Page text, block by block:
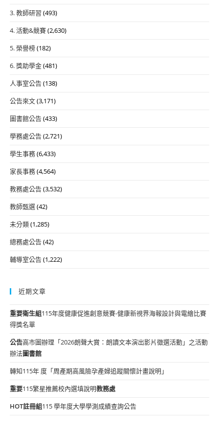
3. 教師研習 (493)
4. 活動&競賽(2,630)
5. 榮譽榜(182)
6. 獎助學金(481)
人事室公告(138)
公告來文(3,171)
圖書館公告(433)
學務處公告(2,721)
學生事務(6,433)
家長事務(4,564)
教務處公告(3,532)
教師甄選(42)
未分類(1,285)
總務處公告(42)
輔導室公告(1,222)
近期文章
重要衛生組115年度健康促進創意競賽-健康新視界海報設計與電繪比賽
得獎名單
公告高市圖辦理「2026朗聲大賞：朗讀文本演出影片徵選活動」之活動
辦法圖書館
轉知115年 度「周產期高風險孕產婦追蹤關懷計畫說明」
重要115繁星推薦校內選填說明教務處
HOT註冊組115 學年度大學學測成績查詢公告